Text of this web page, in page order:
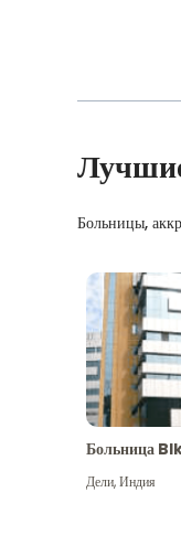
Больницы,
Больница
Дели,Индия